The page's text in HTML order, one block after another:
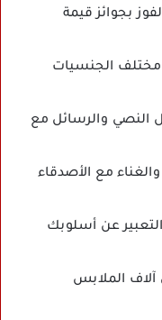
بجوائز قيمة
مختلف الجنسيات
النصي والرسائل مع
مع الأصدقاء
عن أسلوبك
الملابس